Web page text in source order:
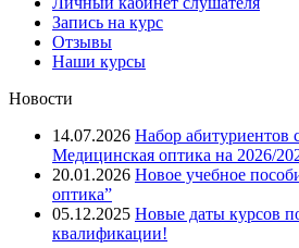
Запись на курс
Отзывы
Наши курсы
Новости
14.07.2026 Набор абитуриентов
Медицинская оптика на 2026/
20.01.2026 Новое учебное
оптика”
05.12.2025 Новые даты курсов
квалификации!